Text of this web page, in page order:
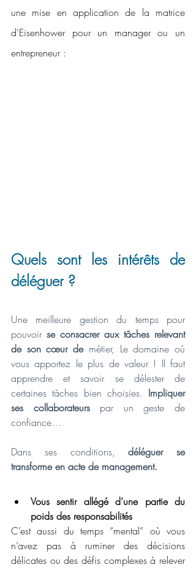
une mise en application de la matrice
d'Eisenhower pour un manager ou un
entrepreneur :
Quels sont les intérêts de
déléguer ?
Une meilleure gestion du temps pour
pouvoir se consacrer aux tâches relevant
de son cœur de métier, Le domaine où
vous apportez le plus de valeur ! Il faut
apprendre et savoir se délester de
certaines tâches bien choisies. Impliquer
ses collaborateurs par un geste de
confiance…
Dans ses conditions, déléguer se
transforme en acte de management.
Vous sentir allégé d’une partie du
poids des responsabilités
C’est aussi du temps “mental” où vous
n’avez pas à ruminer des décisions
délicates ou des défis complexes à relever